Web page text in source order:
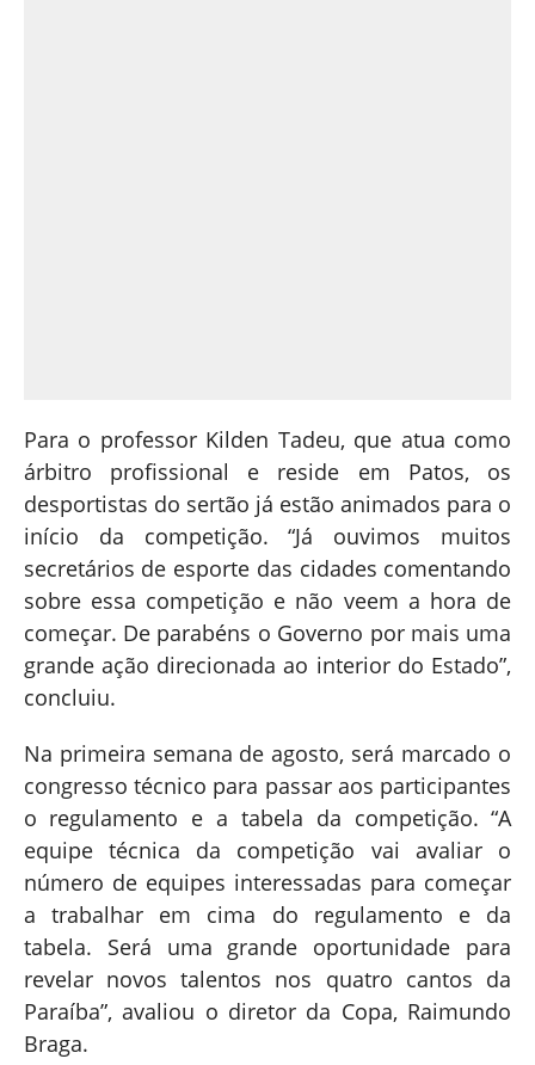
Para o professor Kilden Tadeu, que atua como
árbitro profissional e reside em Patos, os
desportistas do sertão já estão animados para o
início da competição. “Já ouvimos muitos
secretários de esporte das cidades comentando
sobre essa competição e não veem a hora de
começar. De parabéns o Governo por mais uma
grande ação direcionada ao interior do Estado”,
concluiu.
Na primeira semana de agosto, será marcado o
congresso técnico para passar aos participantes
o regulamento e a tabela da competição. “A
equipe técnica da competição vai avaliar o
número de equipes interessadas para começar
a trabalhar em cima do regulamento e da
tabela. Será uma grande oportunidade para
revelar novos talentos nos quatro cantos da
Paraíba”, avaliou o diretor da Copa, Raimundo
Braga.